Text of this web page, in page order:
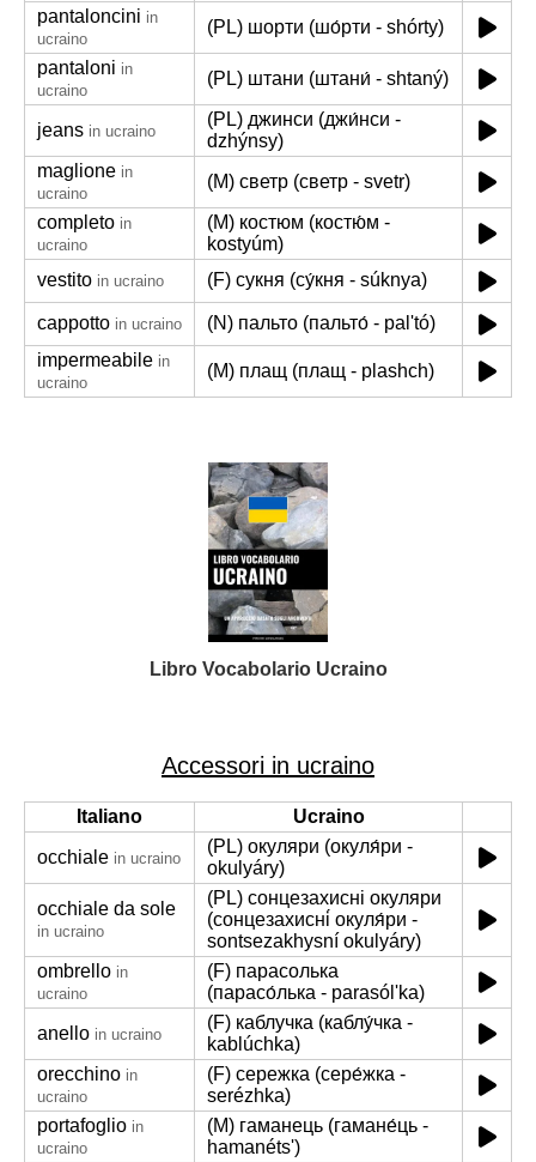
pantaloncini in
ucraino
(PL) шорти (шо́рти - shórty)
pantaloni in
ucraino
(PL) штани (штани́ - shtaný)
jeans in ucraino
(PL) джинси (джи́нси -
dzhýnsy)
maglione in
ucraino
(M) светр (светр - svetr)
completo in
ucraino
(M) костюм (костю́м -
kostyúm)
vestito in ucraino (F) сукня (су́кня - súknya)
cappotto in ucraino
(N) пальто (пальто́ - palʹtó)
impermeabile in
ucraino
(M) плащ (плащ - plashch)
Libro Vocabolario Ucraino
Accessori in ucraino
Italiano
Ucraino
occhiale in ucraino
(PL) окуляри (окуля́ри -
okulyáry)
occhiale da sole
in ucraino
(PL) сонцезахисні окуляри
(сонцезахисні́ окуля́ри -
sontsezakhysní okulyáry)
ombrello in
ucraino
(F) парасолька
(парасо́лька - parasólʹka)
anello in ucraino
(F) каблучка (каблу́чка -
kablúchka)
orecchino in
ucraino
(F) сережка (сере́жка -
serézhka)
portafoglio in
ucraino
(M) гаманець (гамане́ць -
hamanétsʹ)